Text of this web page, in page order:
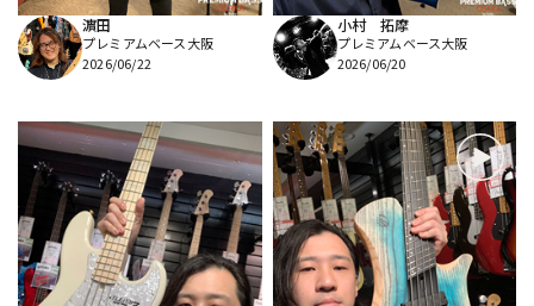
濵田
プレミアムベース大阪
2026/06/22
小村 拓摩
プレミアムベース大阪
2026/06/20